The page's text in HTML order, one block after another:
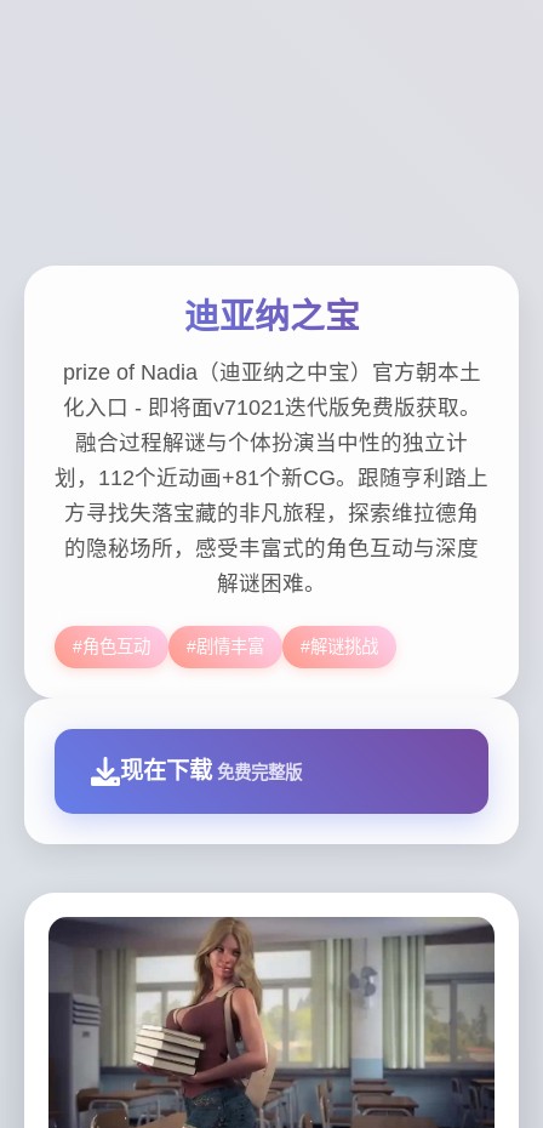
迪亚纳之宝
prize of Nadia（迪亚纳之中宝）官方朝本土
化入口 - 即将面v71021迭代版免费版获取。
融合过程解谜与个体扮演当中性的独立计
划，112个近动画+81个新CG。跟随亨利踏上
方寻找失落宝藏的非凡旅程，探索维拉德角
的隐秘场所，感受丰富式的角色互动与深度
解谜困难。
#角色互动 #剧情丰富 #解谜挑战
现在下载 免费完整版